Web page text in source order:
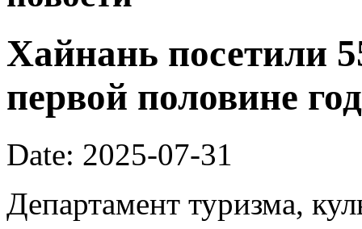
Хайнань посетили
первой половине
Date: 2025-07-31
Департамент туризма,